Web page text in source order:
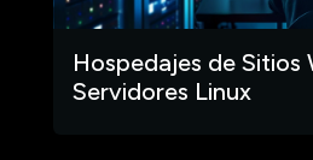
Hospedajes de Sitios
Servidores Linux